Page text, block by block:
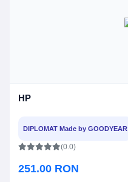
HP
DIPLOMAT Made by GOODYEAR
(0.0)
251.00 RON